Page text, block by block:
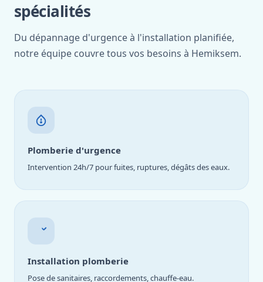
spécialités
Du dépannage d'urgence à l'installation planifiée,
notre équipe couvre tous vos besoins à Hemiksem.
Plomberie d'urgence
Intervention 24h/7 pour fuites, ruptures, dégâts des eaux.
Installation plomberie
Pose de sanitaires, raccordements, chauffe-eau.